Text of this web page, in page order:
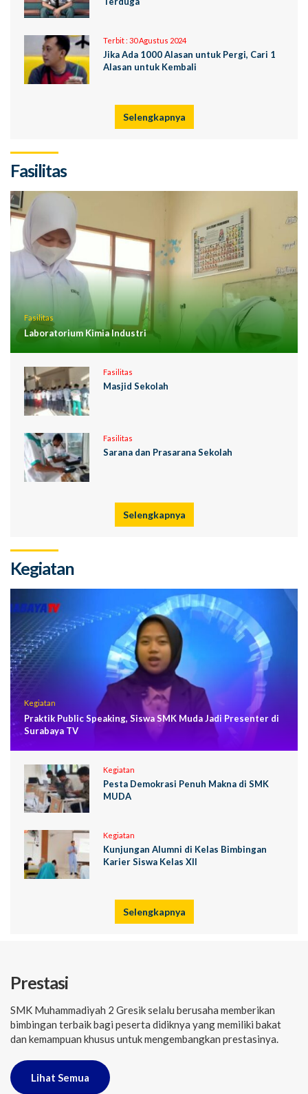
Terbit : 30 Agustus 2024
Jika Ada 1000 Alasan untuk Pergi, Cari 1
Alasan untuk Kembali
Selengkapnya
Fasilitas
Fasilitas
Laboratorium Kimia Industri
Fasilitas
Masjid Sekolah
Fasilitas
Sarana dan Prasarana Sekolah
Selengkapnya
Kegiatan
Kegiatan
Praktik Public Speaking, Siswa SMK Muda Jadi Presenter di
Surabaya TV
Kegiatan
Pesta Demokrasi Penuh Makna di SMK
MUDA
Kegiatan
Kunjungan Alumni di Kelas Bimbingan
Karier Siswa Kelas XII
Selengkapnya
Prestasi
SMK Muhammadiyah 2 Gresik selalu berusaha memberikan
bimbingan terbaik bagi peserta didiknya yang memiliki bakat
dan kemampuan khusus untuk mengembangkan prestasinya.
Lihat Semua